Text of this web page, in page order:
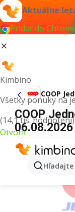
Aktuálne
Pridať do
Kimbino
Všetky ponuky na
(14,1 tis. hodnotení)
Otvoriť
COOP
COOP